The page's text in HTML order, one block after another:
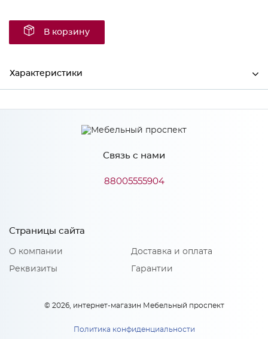
В корзину
Характеристики
Производитель Сурская мебель
GOLFCLUB
Связь с нами
88005555904
Страницы сайта
О компании
Реквизиты
Доставка и оплата
Гарантии
© 2026, интернет-магазин Мебельный проспект
Политика конфиденциальности